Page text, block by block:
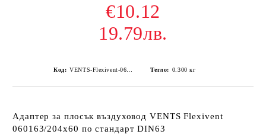
€10.12
19.79лв.
Код: Тегло: 0.300 кг
Адаптер за плосък въздуховод VENTS Flexivent
060163/204x60 по стандарт DIN63